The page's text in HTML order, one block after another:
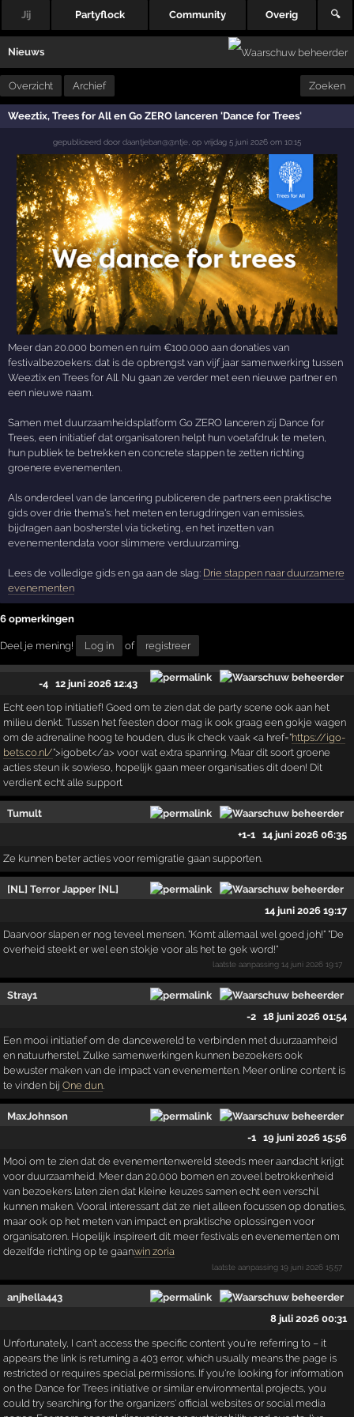
Jij Partyflock Community Overig 🔍
Nieuws
Overzicht Archief Zoeken
Weeztix, Trees for All en Go ZERO lanceren 'Dance for Trees'
gepubliceerd door daantjeban@@ntje op vrijdag 5 juni 2026 om 10:15
Meer dan 20.000 bomen en ruim €100.000 aan donaties van
festivalbezoekers: dat is de opbrengst van vijf jaar samenwerking tussen
Weeztix en Trees for All. Nu gaan ze verder met een nieuwe partner en
een nieuwe naam.
Samen met duurzaamheidsplatform Go ZERO lanceren zij Dance for
Trees, een initiatief dat organisatoren helpt hun voetafdruk te meten,
hun publiek te betrekken en concrete stappen te zetten richting
groenere evenementen.
Als onderdeel van de lancering publiceren de partners een praktische
gids over drie thema's: het meten en terugdringen van emissies,
bijdragen aan bosherstel via ticketing, en het inzetten van
evenementendata voor slimmere verduurzaming.
Lees de volledige gids en ga aan de slag: Drie stappen naar duurzamere
evenementen
6 opmerkingen
Deel je mening! Log in of registreer
-4 12 juni 2026 12:43
Echt een top initiatief! Goed om te zien dat de party scene ook aan het
milieu denkt. Tussen het feesten door mag ik ook graag een gokje wagen
om de adrenaline hoog te houden, dus ik check vaak <a href="https://igo-
bets.co.nl/">igobet</a> voor wat extra spanning. Maar dit soort groene
acties steun ik sowieso, hopelijk gaan meer organisaties dit doen! Dit
verdient echt alle support
Tumult
+1-1 14 juni 2026 06:35
Ze kunnen beter acties voor remigratie gaan supporten.
[NL] Terror Japper [NL]
14 juni 2026 19:17
Daarvoor slapen er nog teveel mensen. "Komt allemaal wel goed joh!" "De
overheid steekt er wel een stokje voor als het te gek word!"
laatste aanpassing14 juni 2026 19:17
Stray1
-2
18 juni 2026 01:54
Een mooi initiatief om de dancewereld te verbinden met duurzaamheid
en natuurherstel. Zulke samenwerkingen kunnen bezoekers ook
bewuster maken van de impact van evenementen. Meer online content is
te vinden bij One dun.
MaxJohnson
-1
19 juni 2026 15:56
Mooi om te zien dat de evenementenwereld steeds meer aandacht krijgt
voor duurzaamheid. Meer dan 20.000 bomen en zoveel betrokkenheid
van bezoekers laten zien dat kleine keuzes samen echt een verschil
kunnen maken. Vooral interessant dat ze niet alleen focussen op donaties,
maar ook op het meten van impact en praktische oplossingen voor
organisatoren. Hopelijk inspireert dit meer festivals en evenementen om
dezelfde richting op te gaan.win zoria
laatste aanpassing19 juni 2026 15:57
anjhella443
8 juli 2026 00:31
Unfortunately, I can't access the specific content you're referring to – it
appears the link is returning a 403 error, which usually means the page is
restricted or requires special permissions. If you're looking for information
on the Dance for Trees initiative or similar environmental projects, you
could try searching for the organizers' official websites or social media